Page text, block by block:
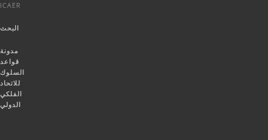
ICAER
البحث
مدونة
قواعد
السلوك
للاتحاد
الفلكي
الدولي